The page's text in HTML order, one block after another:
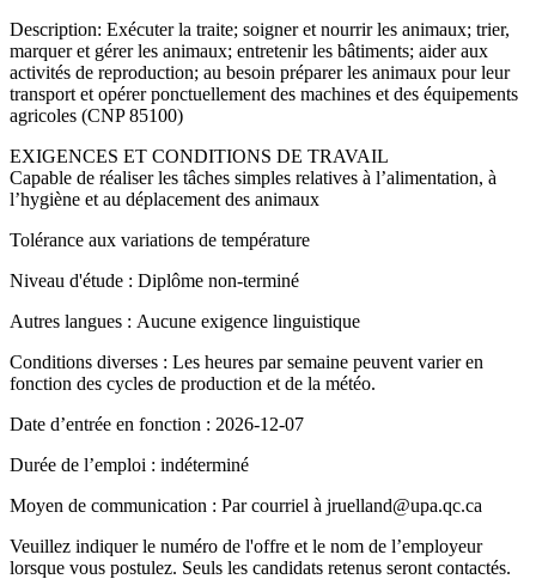
Description: Exécuter la traite; soigner et nourrir les animaux; trier,
marquer et gérer les animaux; entretenir les bâtiments; aider aux
activités de reproduction; au besoin préparer les animaux pour leur
transport et opérer ponctuellement des machines et des équipements
agricoles (CNP 85100)
EXIGENCES ET CONDITIONS DE TRAVAIL
Capable de réaliser les tâches simples relatives à l’alimentation, à
l’hygiène et au déplacement des animaux
Tolérance aux variations de température
Niveau d'étude : Diplôme non-terminé
Autres langues : Aucune exigence linguistique
Conditions diverses : Les heures par semaine peuvent varier en
fonction des cycles de production et de la météo.
Date d’entrée en fonction : 2026-12-07
Durée de l’emploi : indéterminé
Moyen de communication : Par courriel à jruelland@upa.qc.ca
Veuillez indiquer le numéro de l'offre et le nom de l’employeur
lorsque vous postulez. Seuls les candidats retenus seront contactés.